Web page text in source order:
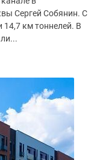
Сергей Собянин. С
км тоннелей. В